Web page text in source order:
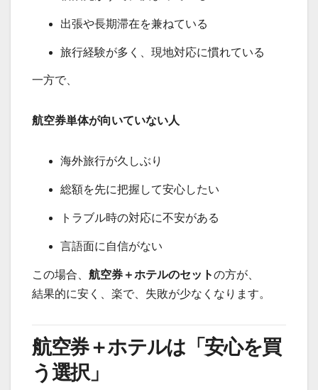
出張や長期滞在を兼ねている
旅行経験が多く、現地対応に慣れている
一方で、
航空券単体が向いていない人
海外旅行が久しぶり
総額を先に把握して安心したい
トラブル時の対応に不安がある
言語面に自信がない
この場合、 航空券＋ホテルのセットの方が、
結果的に安く、楽で、失敗が少なくなります。
航空券＋ホテルは「安心を買
う選択」